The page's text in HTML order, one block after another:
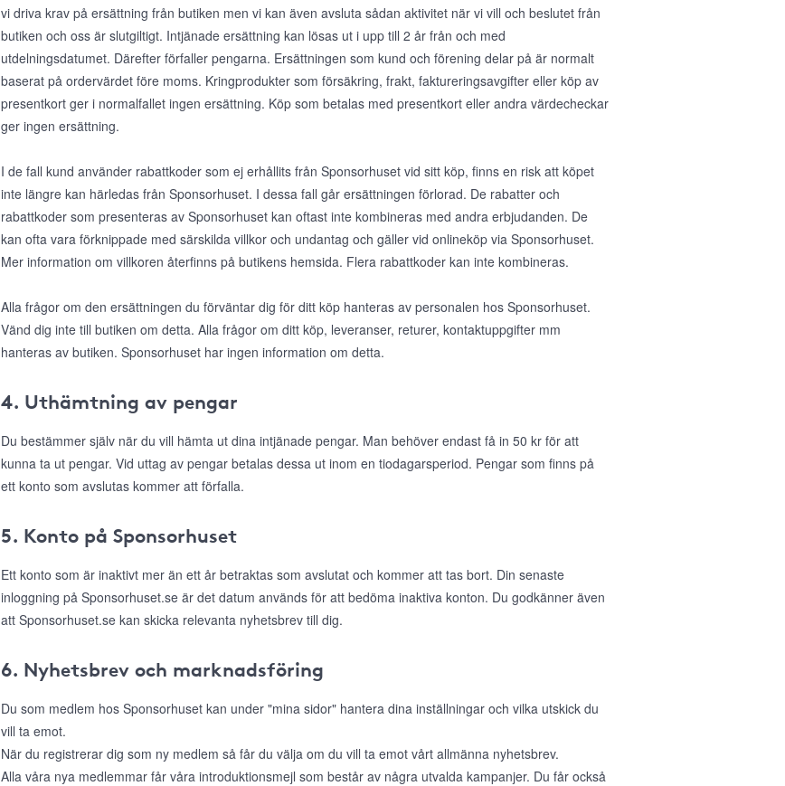
vi driva krav på ersättning från butiken men vi kan även avsluta sådan aktivitet när vi vill och beslutet från
butiken och oss är slutgiltigt. Intjänade ersättning kan lösas ut i upp till 2 år från och med
utdelningsdatumet. Därefter förfaller pengarna. Ersättningen som kund och förening delar på är normalt
baserat på ordervärdet före moms. Kringprodukter som försäkring, frakt, faktureringsavgifter eller köp av
presentkort ger i normalfallet ingen ersättning. Köp som betalas med presentkort eller andra värdecheckar
ger ingen ersättning.
I de fall kund använder rabattkoder som ej erhållits från Sponsorhuset vid sitt köp, finns en risk att köpet
inte längre kan härledas från Sponsorhuset. I dessa fall går ersättningen förlorad. De rabatter och
rabattkoder som presenteras av Sponsorhuset kan oftast inte kombineras med andra erbjudanden. De
kan ofta vara förknippade med särskilda villkor och undantag och gäller vid onlineköp via Sponsorhuset.
Mer information om villkoren återfinns på butikens hemsida. Flera rabattkoder kan inte kombineras.
Alla frågor om den ersättningen du förväntar dig för ditt köp hanteras av personalen hos Sponsorhuset.
Vänd dig inte till butiken om detta. Alla frågor om ditt köp, leveranser, returer, kontaktuppgifter mm
hanteras av butiken. Sponsorhuset har ingen information om detta.
4. Uthämtning av pengar
Du bestämmer själv när du vill hämta ut dina intjänade pengar. Man behöver endast få in 50 kr för att
kunna ta ut pengar. Vid uttag av pengar betalas dessa ut inom en tiodagarsperiod. Pengar som finns på
ett konto som avslutas kommer att förfalla.
5. Konto på Sponsorhuset
Ett konto som är inaktivt mer än ett år betraktas som avslutat och kommer att tas bort. Din senaste
inloggning på Sponsorhuset.se är det datum används för att bedöma inaktiva konton. Du godkänner även
att Sponsorhuset.se kan skicka relevanta nyhetsbrev till dig.
6. Nyhetsbrev och marknadsföring
Du som medlem hos Sponsorhuset kan under "mina sidor" hantera dina inställningar och vilka utskick du
vill ta emot.
När du registrerar dig som ny medlem så får du välja om du vill ta emot vårt allmänna nyhetsbrev.
Alla våra nya medlemmar får våra introduktionsmejl som består av några utvalda kampanjer. Du får också